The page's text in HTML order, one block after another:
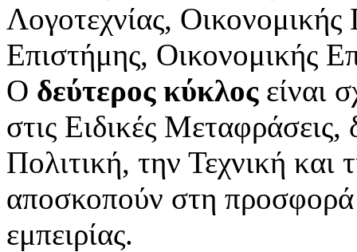
Λογοτεχνίας,
Επιστήμης, Οικονομικής
Ο δεύτερος κύκλοςείναι
στις Ειδικές
Πολιτική, την Τεχνική και
αποσκοπούν στη προσφορά
εμπειρίας.